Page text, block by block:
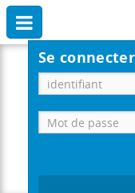
Se connecter